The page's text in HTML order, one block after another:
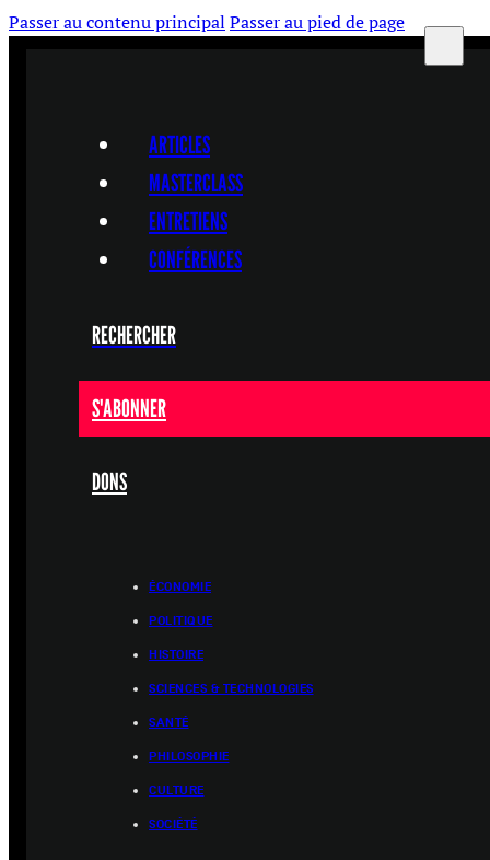
Passer au contenu principal Passer au pied de page
ARTICLES
MASTERCLASS
ENTRETIENS
CONFÉRENCES
RECHERCHER
S'ABONNER
DONS
ÉCONOMIE
POLITIQUE
HISTOIRE
SCIENCES & TECHNOLOGIES
SANTÉ
PHILOSOPHIE
CULTURE
SOCIÉTÉ